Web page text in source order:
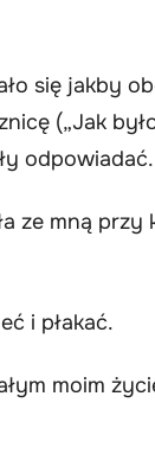
się jakby
(„Jak
odpowiadać.
ze mną
i płakać.
moim